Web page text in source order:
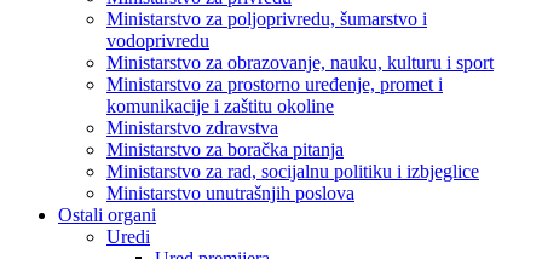
Ministarstvo za poljoprivredu, šumarstvo i
vodoprivredu
Ministarstvo za obrazovanje, nauku, kulturu i sport
Ministarstvo za prostorno uređenje, promet i
komunikacije i zaštitu okoline
Ministarstvo zdravstva
Ministarstvo za boračka pitanja
Ministarstvo za rad, socijalnu politiku i izbjeglice
Ministarstvo unutrašnjih poslova
Ostali organi
Uredi